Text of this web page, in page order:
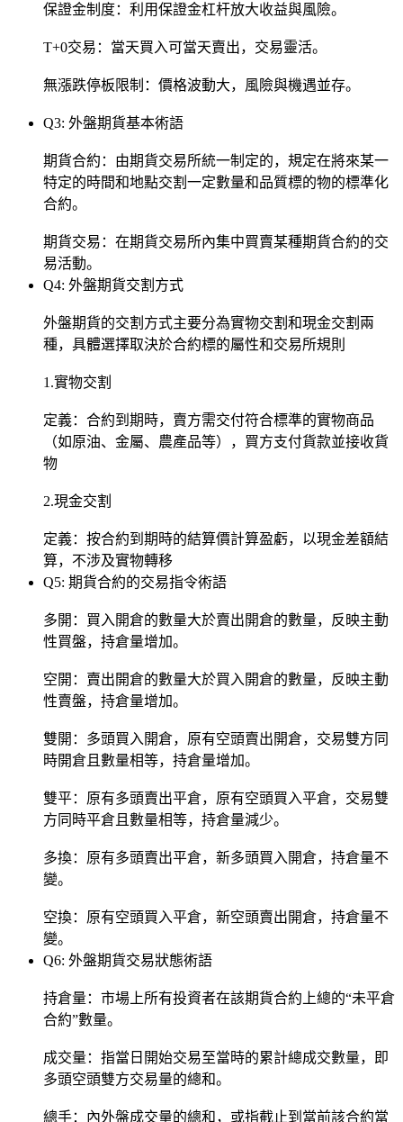
保證金制度：利用保證金杠杆放大收益與風險。
T+0交易：當天買入可當天賣出，交易靈活。
無漲跌停板限制：價格波動大，風險與機遇並存。
Q3: 外盤期貨基本術語
期貨合約：由期貨交易所統一制定的，規定在將來某一
特定的時間和地點交割一定數量和品質標的物的標準化
合約。
期貨交易：在期貨交易所內集中買賣某種期貨合約的交
易活動。
Q4: 外盤期貨交割方式
外盤期貨的交割方式主要分為實物交割和現金交割兩
種，具體選擇取決於合約標的屬性和交易所規則
1.實物交割
定義：合約到期時，賣方需交付符合標準的實物商品
（如原油、金屬、農產品等），買方支付貨款並接收貨
物
2.現金交割
定義：按合約到期時的結算價計算盈虧，以現金差額結
算，不涉及實物轉移
Q5: 期貨合約的交易指令術語
多開：買入開倉的數量大於賣出開倉的數量，反映主動
性買盤，持倉量增加。
空開：賣出開倉的數量大於買入開倉的數量，反映主動
性賣盤，持倉量增加。
雙開：多頭買入開倉，原有空頭賣出開倉，交易雙方同
時開倉且數量相等，持倉量增加。
雙平：原有多頭賣出平倉，原有空頭買入平倉，交易雙
方同時平倉且數量相等，持倉量減少。
多換：原有多頭賣出平倉，新多頭買入開倉，持倉量不
變。
空換：原有空頭買入平倉，新空頭賣出開倉，持倉量不
變。
Q6: 外盤期貨交易狀態術語
持倉量：市場上所有投資者在該期貨合約上總的“未平倉
合約”數量。
成交量：指當日開始交易至當時的累計總成交數量，即
多頭空頭雙方交易量的總和。
總手：內外盤成交量的總和，或指截止到當前該合約當